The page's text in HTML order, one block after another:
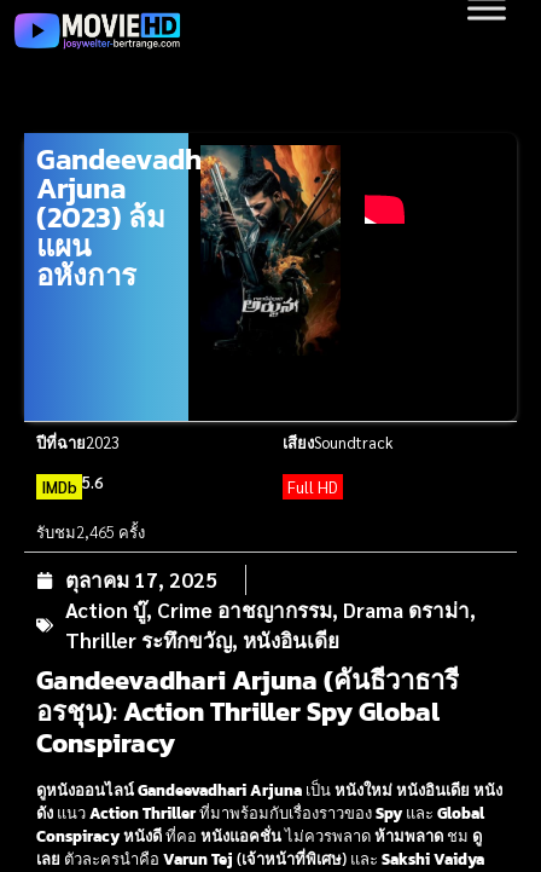
Gandeevadhari
Arjuna
(2023) ล้ม
แผน
อหังการ
ปีที่ฉาย2023 เสียงSoundtrack
IMDb 5.6 Full HD
รับชม2,465 ครั้ง
ตุลาคม 17, 2025
Action บู๊, Crime อาชญากรรม, Drama ดราม่า,
Thriller ระทึกขวัญ, หนังอินเดีย
Gandeevadhari Arjuna (คันธีวาธารี
อรชุน):ActionThrillerSpyGlobal
Conspiracy
ดูหนังออนไลน์Gandeevadhari Arjuna เป็นหนังใหม่หนังอินเดีย หนัง
ดัง แนวActionThrillerที่มาพร้อมกับเรื่องราวของSpyและ Global
Conspiracyหนังดีที่คอ หนังแอคชั่นไม่ควรพลาดห้ามพลาดชม ดู
เลย ตัวละครนำคือ Varun Tej (เจ้าหน้าที่พิเศษ) และ Sakshi Vaidya